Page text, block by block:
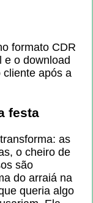
formato CDR
e o download
após a
festa
as
o cheiro de
são
do arraiá na
queria algo